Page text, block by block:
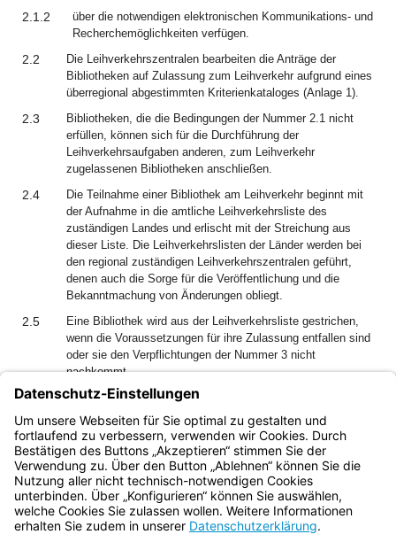
2.1.2
über die notwendigen elektronischen Kommunikations- und
Recherchemöglichkeiten verfügen.
2.2
Die Leihverkehrszentralen bearbeiten die Anträge der
Bibliotheken auf Zulassung zum Leihverkehr aufgrund eines
überregional abgestimmten Kriterienkataloges (Anlage 1).
2.3
Bibliotheken, die die Bedingungen der Nummer 2.1 nicht
erfüllen, können sich für die Durchführung der
Leihverkehrsaufgaben anderen, zum Leihverkehr
zugelassenen Bibliotheken anschließen.
2.4
Die Teilnahme einer Bibliothek am Leihverkehr beginnt mit
der Aufnahme in die amtliche Leihverkehrsliste des
zuständigen Landes und erlischt mit der Streichung aus
dieser Liste. Die Leihverkehrslisten der Länder werden bei
den regional zuständigen Leihverkehrszentralen geführt,
denen auch die Sorge für die Veröffentlichung und die
Bekanntmachung von Änderungen obliegt.
2.5
Eine Bibliothek wird aus der Leihverkehrsliste gestrichen,
wenn die Voraussetzungen für ihre Zulassung entfallen sind
oder sie den Verpflichtungen der Nummer 3 nicht
nachkommt.
2.6
Über die Aufnahme von Bibliotheken in die amtliche
Leihverkehrsliste sowie über Änderungen und Streichungen
entscheidet das Land, in dem die Bibliothek liegt.
Bayern.de
BayernPortal